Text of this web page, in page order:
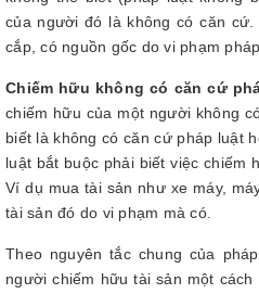
của người đó là không có căn
cắp, có nguồn gốc do vi phạm pháp
Chiếm hữu không có căn cứ
chiếm hữu của một người không
biết là không có căn cứ pháp luật
luật bắt buộc phải biết việc chiếm
Ví dụ mua tài sản như xe máy,
tài sản đó do vi phạm mà có.
Theo nguyên tắc chung của
người chiếm hữu tài sản một